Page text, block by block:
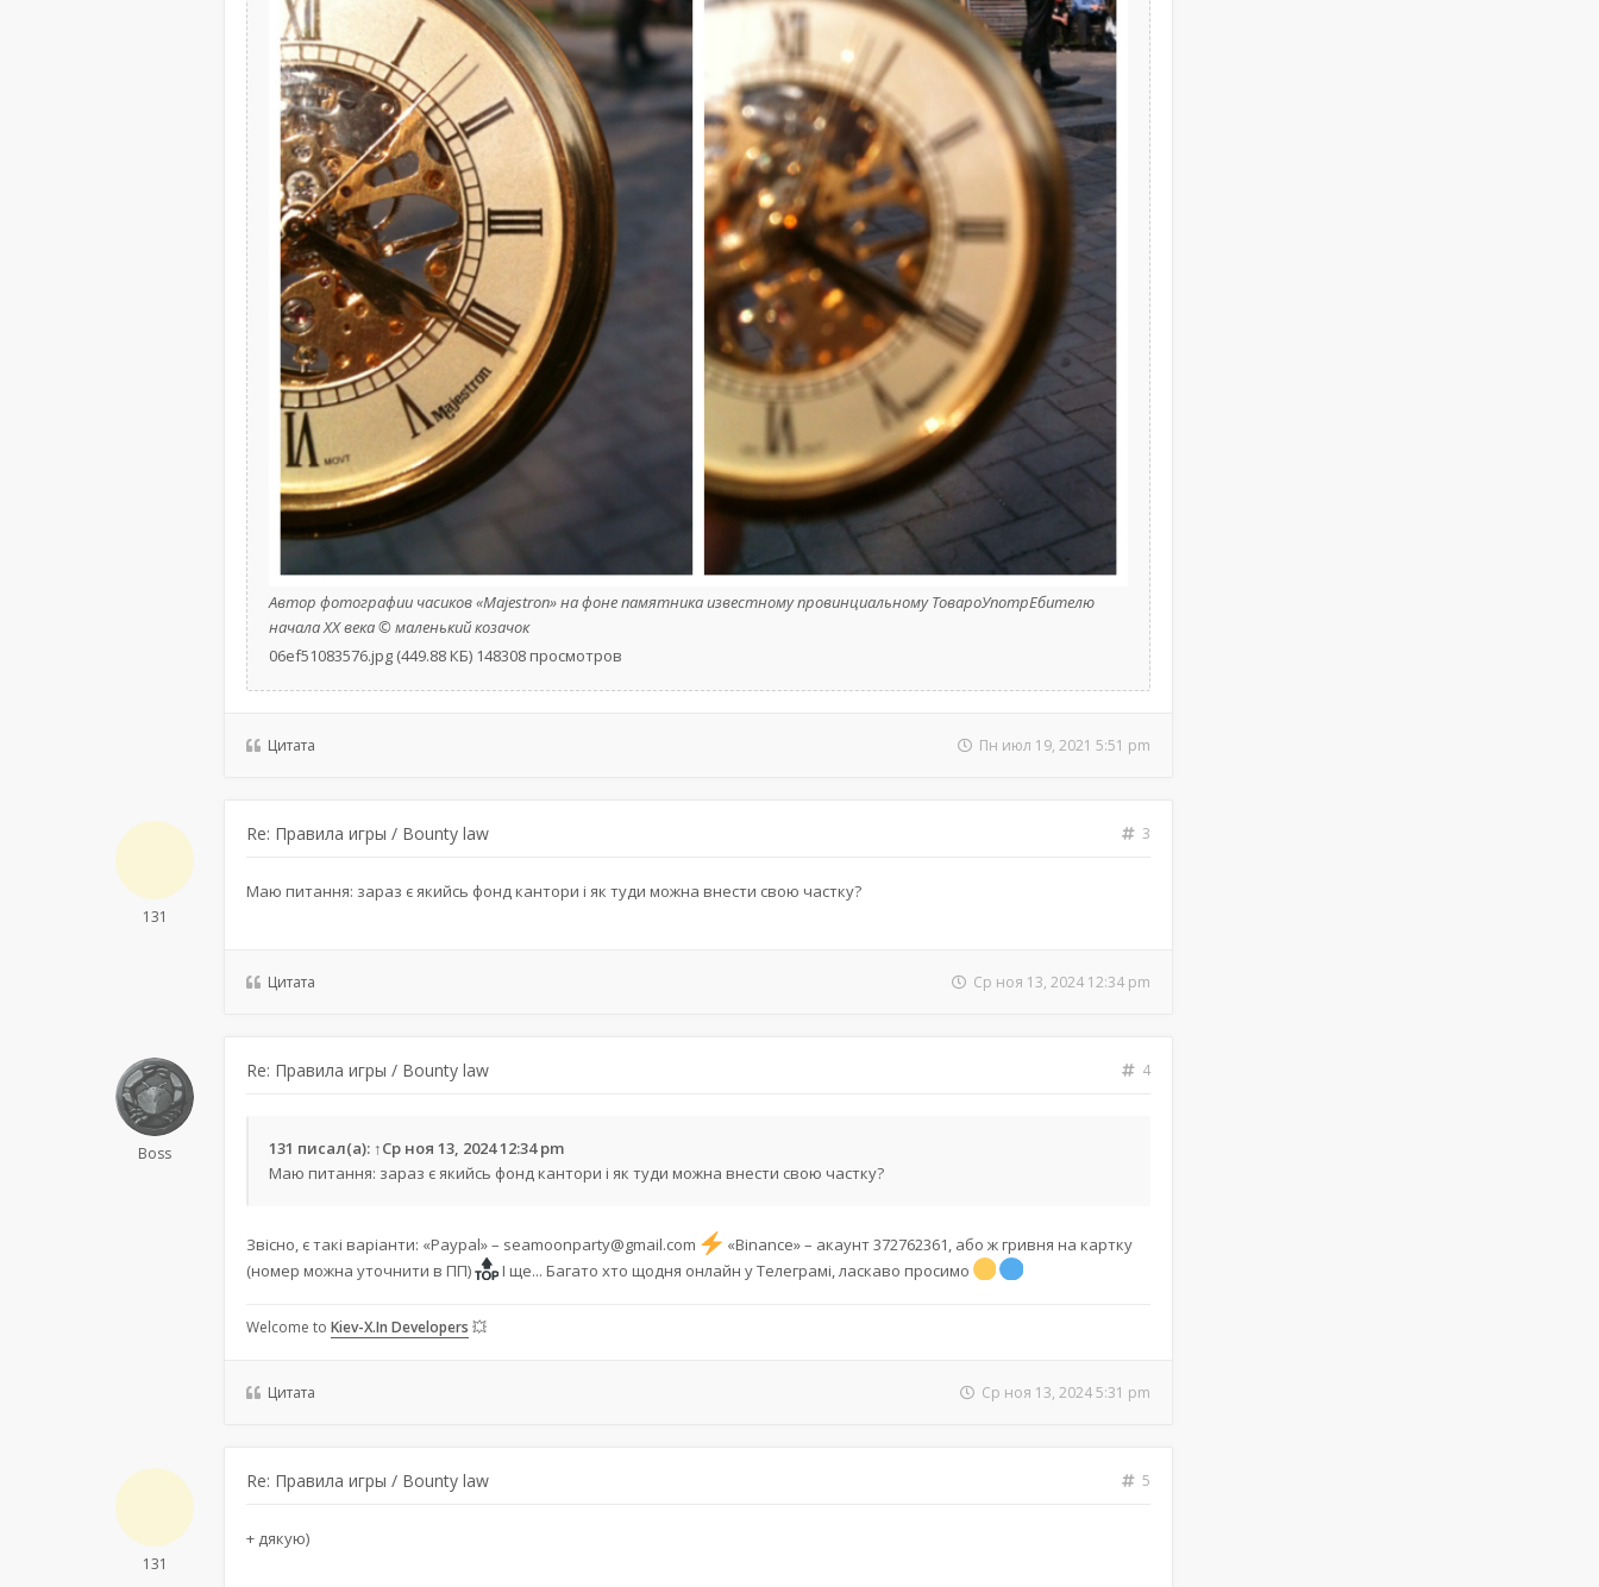
Автор фотографии часиков «Majestron» на фоне памятника известному провинциальному ТовароУпотрЕбителю
начала XX века © маленький козачок
06ef51083576.jpg (449.88 КБ) 148308 просмотров
Цитата Пн июл 19, 2021 5:51 pm
131
Re: Правила игры / Bounty law 3
Маю питання: зараз є якийсь фонд кантори і як туди можна внести свою частку?
Цитата Ср ноя 13, 2024 12:34 pm
Boss
Re: Правила игры / Bounty law 4
131 писал(а): ↑Ср ноя 13, 2024 12:34 pm
Маю питання: зараз є якийсь фонд кантори і як туди можна внести свою частку?
Звісно, є такі варіанти: «Paypal» – seamoonparty@gmail.com
«Binance» – акаунт 372762361, або ж гривня на картку
(номер можна уточнити в ПП)
І ще... Багато хто щодня онлайн у Телеграмі, ласкаво просимо
Welcome to Kiev-X.In Developers 💥
Цитата Ср ноя 13, 2024 5:31 pm
131
Re: Правила игры / Bounty law 5
+ дякую)